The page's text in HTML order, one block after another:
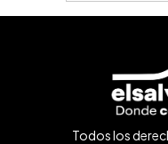
Todos los